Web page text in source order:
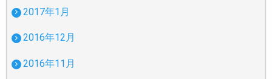
2017年1月
2016年12月
2016年11月